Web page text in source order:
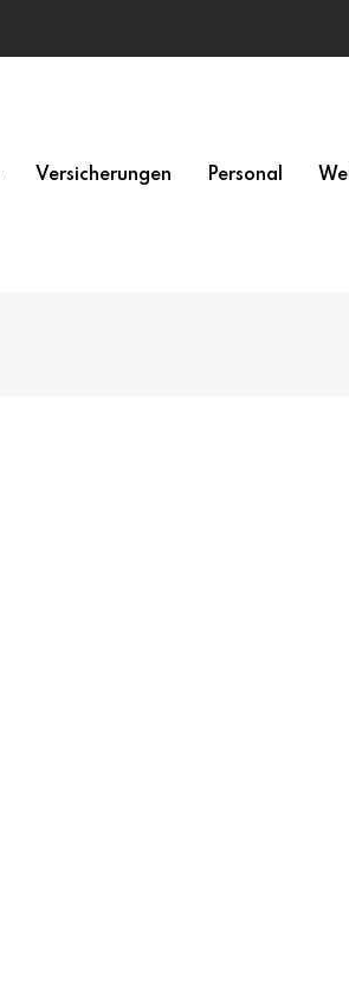
Versicherungen Personal